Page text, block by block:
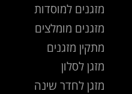
מזגנים למוסדות
מזגנים מומלצים
מתקין מזגנים
מזגן לסלון
מזגן לחדר שינה